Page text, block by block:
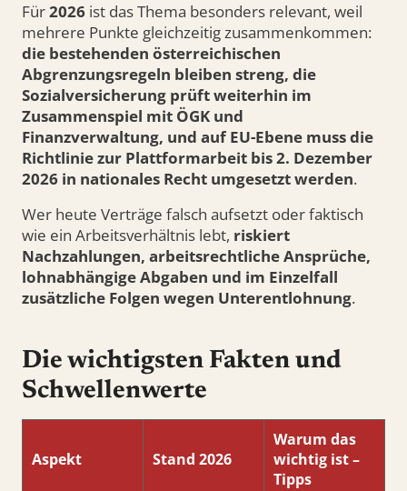
Für2026 ist das Thema besonders relevant, weil
mehrere Punkte gleichzeitig zusammenkommen:
die bestehenden österreichischen
Abgrenzungsregeln bleiben streng, die
Sozialversicherung prüft weiterhin im
Zusammenspiel mit ÖGK und
Finanzverwaltung, und auf EU-Ebene muss die
Richtlinie zur Plattformarbeit bis 2. Dezember
2026 in nationales Recht umgesetzt werden.
Wer heute Verträge falsch aufsetzt oder faktisch
wie ein Arbeitsverhältnis lebt, riskiert
Nachzahlungen, arbeitsrechtliche Ansprüche,
lohnabhängige Abgaben und im Einzelfall
zusätzliche Folgen wegen Unterentlohnung.
Die wichtigsten Fakten und
Schwellenwerte
Aspekt Stand 2026
Warum das
wichtig ist –
Tipps